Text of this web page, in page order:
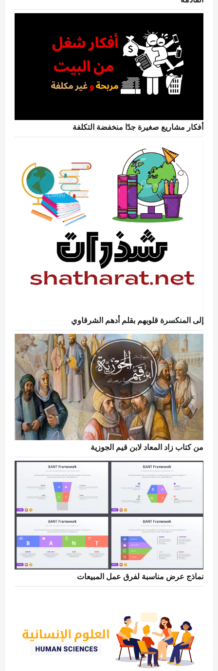
أفكار مشاريع صغيرة جدًا منخفضة التكلفة
إلى المنكسرة قلوبهم بقلم أدهم الشرقاوي
من كتاب زاد المعاد لابن قيم الجوزية
نماذج عرض مناسبة لفرق عمل المبيعات